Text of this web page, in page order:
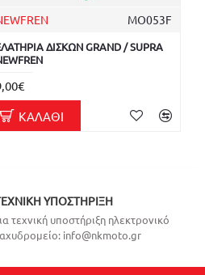
MO053F
ΔΙΣΚΩΝ GRAND / SUPRA
ΚΑΛΆΘΙ
ΥΠΟΣΤΉΡΙΞΗ
τεχνική υποστήριξη ηλεκτρονικό
info@nkmoto.gr